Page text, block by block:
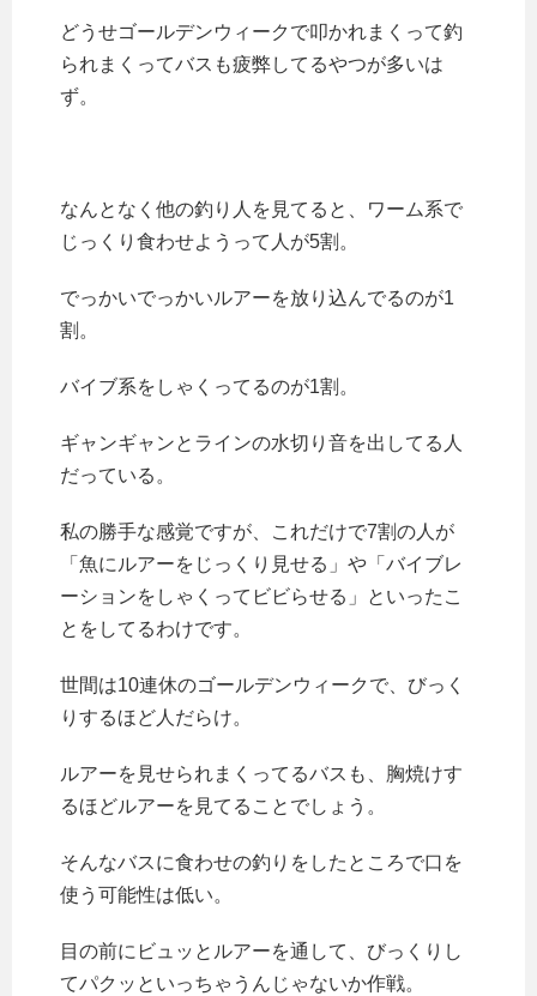
どうせゴールデンウィークで叩かれまくって釣
られまくってバスも疲弊してるやつが多いは
ず。
なんとなく他の釣り人を見てると、ワーム系で
じっくり食わせようって人が5割。
でっかいでっかいルアーを放り込んでるのが1
割。
バイブ系をしゃくってるのが1割。
ギャンギャンとラインの水切り音を出してる人
だっている。
私の勝手な感覚ですが、これだけで7割の人が
「魚にルアーをじっくり見せる」や「バイブレ
ーションをしゃくってビビらせる」といったこ
とをしてるわけです。
世間は10連休のゴールデンウィークで、びっく
りするほど人だらけ。
ルアーを見せられまくってるバスも、胸焼けす
るほどルアーを見てることでしょう。
そんなバスに食わせの釣りをしたところで口を
使う可能性は低い。
目の前にビュッとルアーを通して、びっくりし
てパクッといっちゃうんじゃないか作戦。